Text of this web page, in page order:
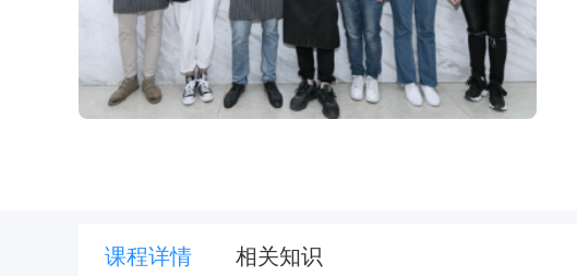
课程详情 相关知识